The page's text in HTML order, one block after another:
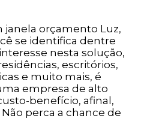
janela orçamento Luz,
se identifica dentre
nesta solução,
escritórios,
e muito mais, é
empresa de alto
benefício, afinal,
perca a chance de